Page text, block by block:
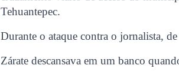
Tehuantepec.
Durante o ataque contra o jornalista,
Zárate descansava em um banco